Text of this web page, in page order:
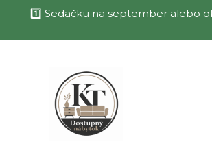
1️⃣ Sedačku na september alebo